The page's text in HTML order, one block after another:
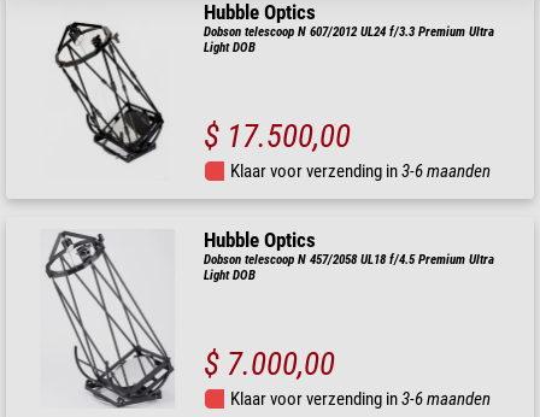
Hubble Optics
Dobson telescoop N 607/2012 UL24 f/3.3 Premium Ultra
Light DOB
$ 17.500,00
Klaar voor verzending in3-6 maanden
Hubble Optics
Dobson telescoop N 457/2058 UL18 f/4.5 Premium Ultra
Light DOB
$ 7.000,00
Klaar voor verzending in3-6 maanden